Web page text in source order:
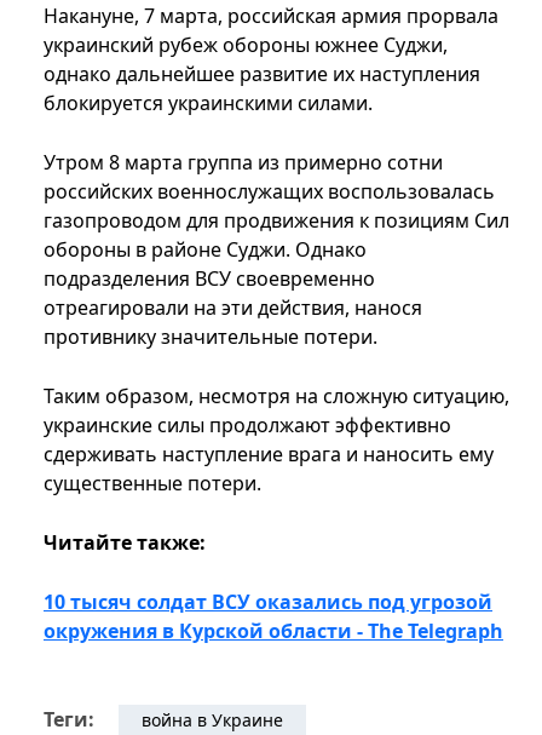
Накануне, 7 марта, российская армия прорвала
украинский рубеж обороны южнее Суджи,
однако дальнейшее развитие их наступления
блокируется украинскими силами.
Утром 8 марта группа из примерно сотни
российских военнослужащих воспользовалась
газопроводом для продвижения к позициям Сил
обороны в районе Суджи. Однако
подразделения ВСУ своевременно
отреагировали на эти действия, нанося
противнику значительные потери.
Таким образом, несмотря на сложную ситуацию,
украинские силы продолжают эффективно
сдерживать наступление врага и наносить ему
существенные потери.
Читайте также:
10 тысяч солдат ВСУ оказались под угрозой
окружения в Курской области - The Telegraph
Теги: война в Украине